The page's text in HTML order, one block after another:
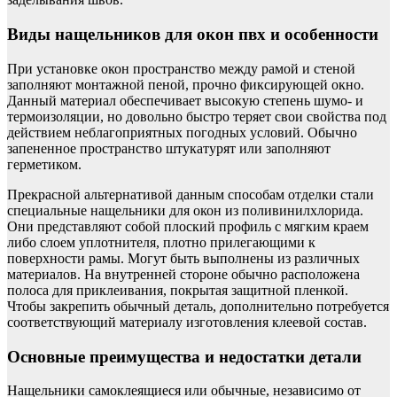
Виды нащельников для окон пвх и особенности
При установке окон пространство между рамой и стеной
заполняют монтажной пеной, прочно фиксирующей окно.
Данный материал обеспечивает высокую степень шумо- и
термоизоляции, но довольно быстро теряет свои свойства под
действием неблагоприятных погодных условий. Обычно
запененное пространство штукатурят или заполняют
герметиком.
Прекрасной альтернативой данным способам отделки стали
специальные нащельники для окон из поливинилхлорида.
Они представляют собой плоский профиль с мягким краем
либо слоем уплотнителя, плотно прилегающими к
поверхности рамы. Могут быть выполнены из различных
материалов. На внутренней стороне обычно расположена
полоса для приклеивания, покрытая защитной пленкой.
Чтобы закрепить обычный деталь, дополнительно потребуется
соответствующий материалу изготовления клеевой состав.
Основные преимущества и недостатки детали
Нащельники самоклеящиеся или обычные, независимо от